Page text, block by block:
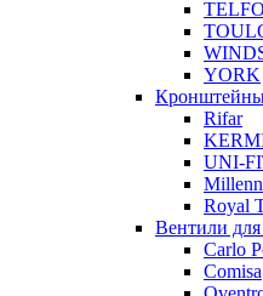
YORK
Кронштейны
Rifar
UNI-
Royal
Вентили для
Carlo
Comisa